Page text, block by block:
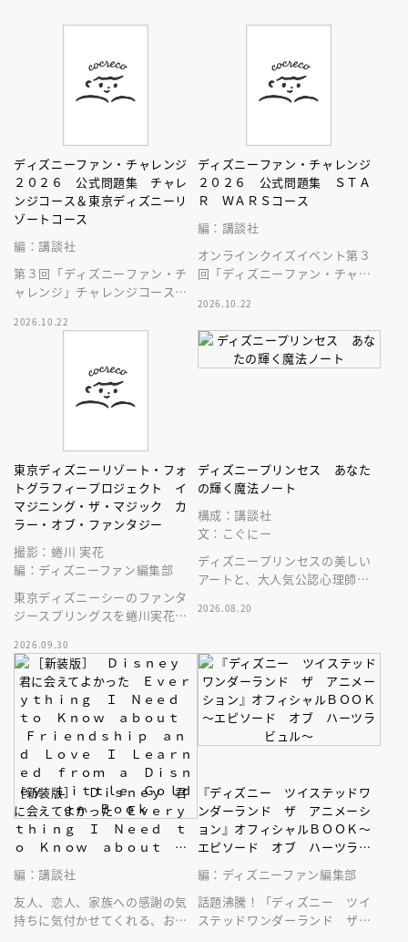
ディズニーファン・チャレンジ
２０２６ 公式問題集 チャレ
ンジコース＆東京ディズニーリ
ゾートコース
編：講談社
第３回「ディズニーファン・チ
ャレンジ」チャレンジコース＆
のすべての問題、答えと解説を
2026.10.22
ディズニーファン・チャレンジ
２０２６ 公式問題集 ＳＴＡ
Ｒ ＷＡＲＳコース
編：講談社
オンラインクイズイベント第３
回「ディズニーファン・チャレ
スの問題、答えと解説を収録し
た本です！
2026.10.22
東京ディズニーリゾート・フォ
トグラフィープロジェクト イ
マジニング・ザ・マジック カ
ラー・オブ・ファンタジー
撮影：蜷川 実花
編：ディズニーファン編集部
東京ディズニーシーのファンタ
ジースプリングスを蜷川実花が
2026.09.30
ディズニープリンセス あなた
の輝く魔法ノート
構成：講談社
文：こぐにー
ディズニープリンセスの美しい
アートと、大人気公認心理師に
容ジャーナル・ワークブックの
2026.08.20
［新装版］ Ｄｉｓｎｅｙ 君
に会えてよかった Ｅｖｅｒｙ
ｔｈｉｎｇ Ｉ Ｎｅｅｄ ｔ
ｏ Ｋｎｏｗ ａｂｏｕｔ Ｆ
ｒｉｅｎｄｓｈｉｐ ａｎｄ
Ｌｏｖｅ Ｉ Ｌｅａｒｎｅ
ｄ ｆｒｏｍ ａ Ｄｉｓｎｅ
ｙ Ｌｉｔｔｌｅ Ｇｏｌｄｅ
編：講談社
友人、恋人、家族への感謝の気
持ちに気付かせてくれる、お守
『ディズニー ツイステッドワ
ンダーランド ザ アニメーシ
ョン』オフィシャルＢＯＯＫ～
エピソード オブ ハーツラビ
ュル～
編：ディズニーファン編集部
話題沸騰！「ディズニー ツイ
ステッドワンダーランド ザ